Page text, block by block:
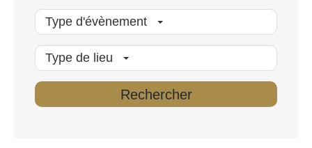
Type d'évènement
Type de lieu